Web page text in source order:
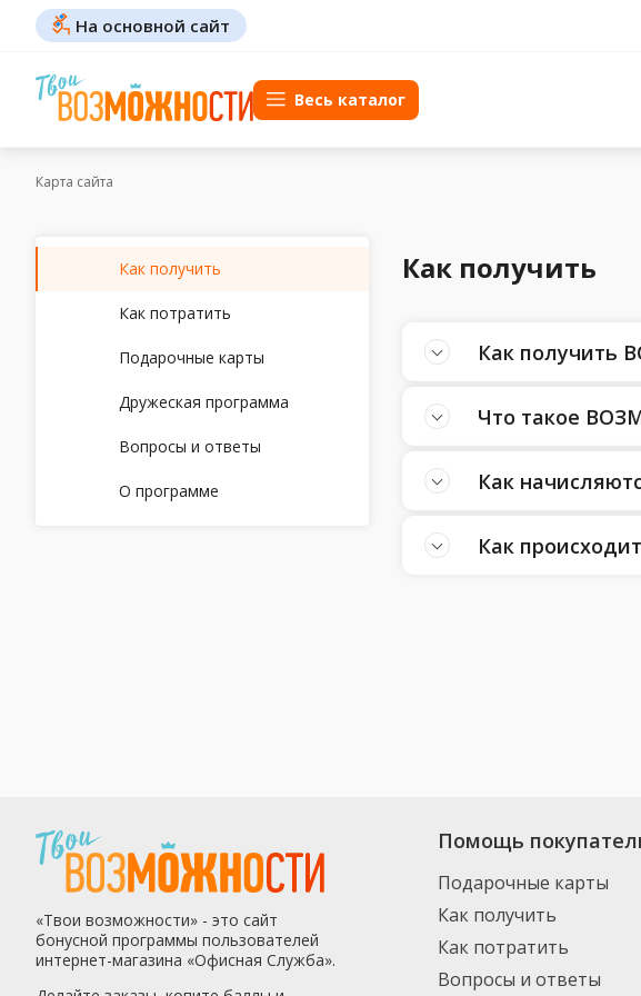
На основной сайт
Весь каталог
Карта сайта
Как получить
Как потратить
Подарочные карты
Дружеская программа
Вопросы и ответы
О программе
Как получить
Как
Что такое
Как
Как
«Твои возможности» - это сайт
бонусной программы пользователей
интернет-магазина «Офисная Служба».
Помощь
Подарочные карты
Как получить
Как потратить
Вопросы и ответы